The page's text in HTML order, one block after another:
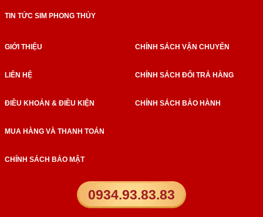
TIN TỨC SIM PHONG THỦY
0934.93.83.83
GIỚI THIỆU
LIÊN HỆ
ĐIỀU KHOẢN & ĐIỀU KIỆN
MUA HÀNG VÀ THANH TOÁN
CHÍNH SÁCH BẢO MẬT
CHÍNH SÁCH VẬN CHUYỂN
CHÍNH SÁCH ĐỔI TRẢ HÀNG
CHÍNH SÁCH BẢO HÀNH